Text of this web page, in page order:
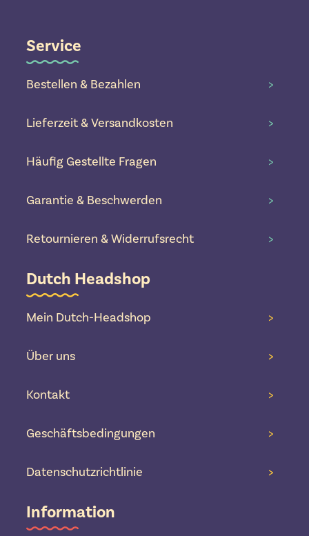
Service
Bestellen & Bezahlen >
Lieferzeit & Versandkosten >
Häufig Gestellte Fragen >
Garantie & Beschwerden >
Retournieren & Widerrufsrecht >
Dutch Headshop
Mein Dutch-Headshop >
Über uns >
Kontakt >
Geschäftsbedingungen >
Datenschutzrichtlinie >
Information